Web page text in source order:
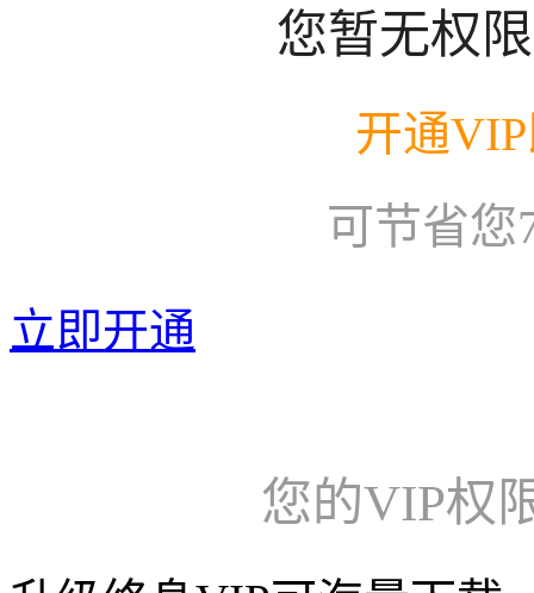
您暂无权
开通
可节省您
立即开通
您的VIP权